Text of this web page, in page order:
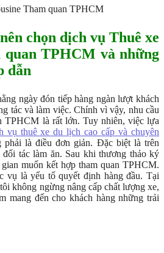
Tham quan TPHCM
chọn dịch vụ Thuê xe
TPHCM và những
dẫn
ngày đón tiếp hàng ngàn lượt khách
tác và làm việc. Chính vì vậy, nhu cầu
TPHCM là rất lớn. Tuy nhiên, việc lựa
vụ thuê xe du lịch cao cấp và chuyên
phải là điều đơn giản. Đặc biệt là trên
tác làm ăn. Sau khi thương thảo ký
muốn kết hợp tham quan TPHCM.
vụ là yếu tố quyết định hàng đầu. Tại
không ngừng nâng cấp chất lượng xe,
mang đến cho khách hàng những trải